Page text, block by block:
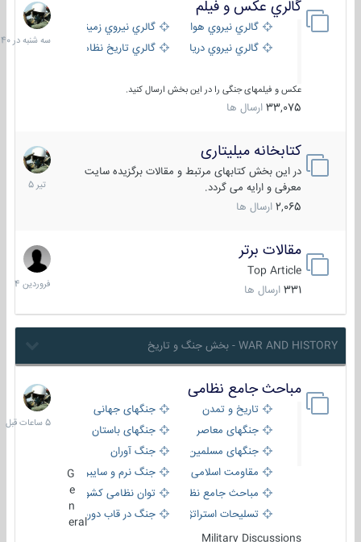
گالري عكس و فيلم
گالري نيروي هوايي
گالري نيروي زميني
گالري نيروي دريايي
گالري تاریخ نظامی
عکس و فیلمهای جنگی را در این بخش ارسال کنید.
33,075 ارسال ها
سه
شنبه
در
کتابخانه میلیتاری
در این بخش کتابهای مرتبط و مقالات برگزیده سایت
معرفی و ارایه می گردد.
2,065 ارسال ها
16
تیر
1405
مقالات برتر
Top Article
331 ارسال ها
29
فروردین
1404
WAR AND HISTORY - بخش جنگ و تاریخ
مباحث جامع نظامی
تاریخ و تمدن
جنگهای جهانی
جنگهای معاصر
جنگهای باستان
جنگهای مسلمین
جنگ آوران
مقاومت اسلامی
جنگ نرم و سایبری
مباحث جامع نظامی
توان نظامی کشورها
تسلیحات استراتژیک
جنگ در قاب دوربین
eral
Military Discussions
5
ساعات
قبل